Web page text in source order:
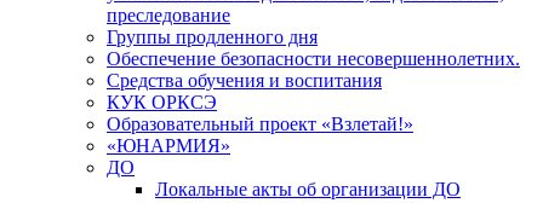
преследование
Группы продленного дня
Обеспечение безопасности несовершеннолетних.
Средства обучения и воспитания
КУК ОРКСЭ
Образовательный проект «Взлетай!»
«ЮНАРМИЯ»
ДО
Локальные акты об организации ДО